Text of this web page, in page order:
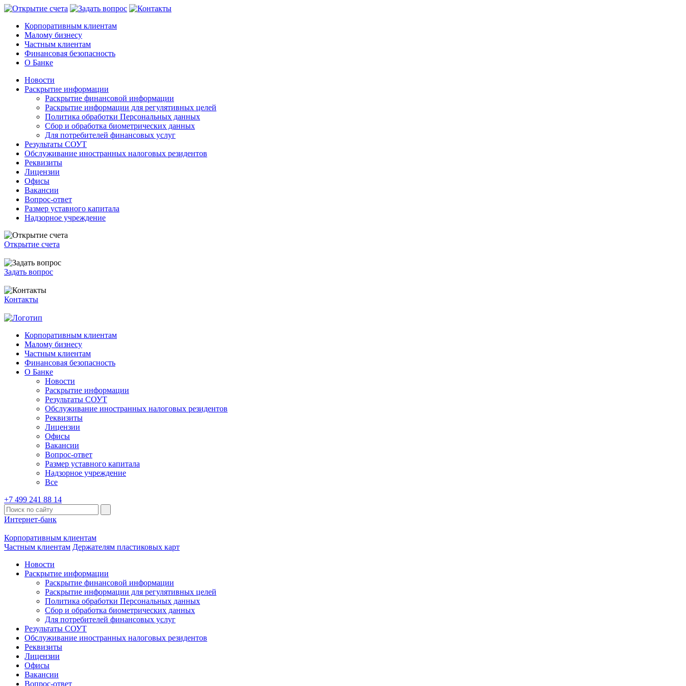
Корпоративным клиентам
Малому бизнесу
Частным клиентам
Финансовая безопасность
О Банке
Новости
Раскрытие информации
Раскрытие финансовой информации
Раскрытие информации для регулятивных целей
Политика обработки Персональных данных
Сбор и обработка биометрических данных
Для потребителей финансовых услуг
Результаты СОУТ
Обслуживание иностранных налоговых резидентов
Реквизиты
Лицензии
Офисы
Вакансии
Вопрос-ответ
Размер уставного капитала
Надзорное учреждение
Открытие счета
Задать вопрос
Контакты
Корпоративным клиентам
Малому бизнесу
Частным клиентам
Финансовая безопасность
О Банке
Новости
Раскрытие информации
Результаты СОУТ
Обслуживание иностранных налоговых резидентов
Реквизиты
Лицензии
Офисы
Вакансии
Вопрос-ответ
Размер уставного капитала
Надзорное учреждение
Все
+7 499 241 88 14
Интернет-банк
Корпоративным клиентам
Частным клиентам Держателям пластиковых карт
Новости
Раскрытие информации
Раскрытие финансовой информации
Раскрытие информации для регулятивных целей
Политика обработки Персональных данных
Сбор и обработка биометрических данных
Для потребителей финансовых услуг
Результаты СОУТ
Обслуживание иностранных налоговых резидентов
Реквизиты
Лицензии
Офисы
Вакансии
Вопрос-ответ